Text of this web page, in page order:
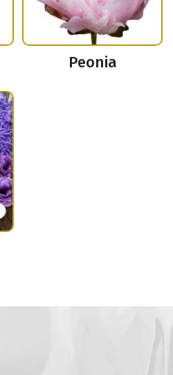
Peonia